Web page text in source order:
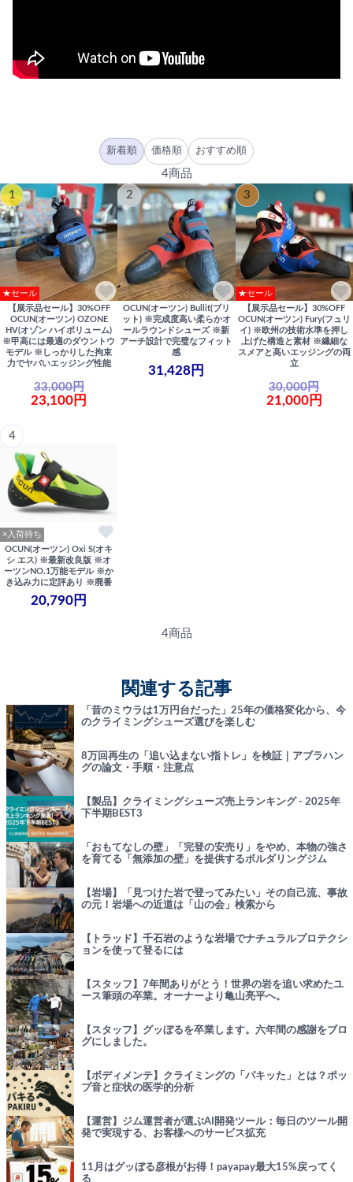
新着順 価格順 おすすめ順
4商品
1
★セール
【展示品セール】30%OFF
OCUN(オーツン) OZONE
HV(オゾン ハイボリューム)
※甲高には最適のダウントウ
モデル ※しっかりした拘束
力でヤバいエッジング性能
33,000円
23,100円
2
OCUN(オーツン) Bullit(ブリ
ット) ※完成度高い柔らかオ
ールラウンドシューズ ※新
アーチ設計で完璧なフィット
感
31,428円
3
★セール
【展示品セール】30%OFF
OCUN(オーツン) Fury(フュリ
イ) ※欧州の技術水準を押し
上げた構造と素材 ※繊細な
スメアと高いエッジングの両
立
30,000円
21,000円
4
×入荷待ち
OCUN(オーツン) Oxi S(オキ
シ エス) ※最新改良版 ※オ
ーツンNO.1万能モデル ※か
き込み力に定評あり ※廃番
20,790円
4商品
関連する記事
「昔のミウラは1万円台だった」25年の価格変化から、今
のクライミングシューズ選びを楽しむ
8万回再生の「追い込まない指トレ」を検証｜アブラハン
グの論文・手順・注意点
【製品】クライミングシューズ売上ランキング - 2025年
下半期BEST3
「おもてなしの壁」「完登の安売り」をやめ、本物の強さ
を育てる「無添加の壁」を提供するボルダリングジム
【岩場】「見つけた岩で登ってみたい」その自己流、事故
の元！岩場への近道は「山の会」検索から
【トラッド】千石岩のような岩場でナチュラルプロテクシ
ョンを使って登るには
【スタッフ】7年間ありがとう！世界の岩を追い求めたユ
ース筆頭の卒業。オーナーより亀山亮平へ。
【スタッフ】グッぼるを卒業します。六年間の感謝をブロ
グにしました。
【ボディメンテ】クライミングの「パキッた」とは？ポッ
プ音と症状の医学的分析
【運営】ジム運営者が選ぶAI開発ツール：毎日のツール開
発で実現する、お客様へのサービス拡充
11月はグッぼる彦根がお得！payapay最大15%戻ってく
る